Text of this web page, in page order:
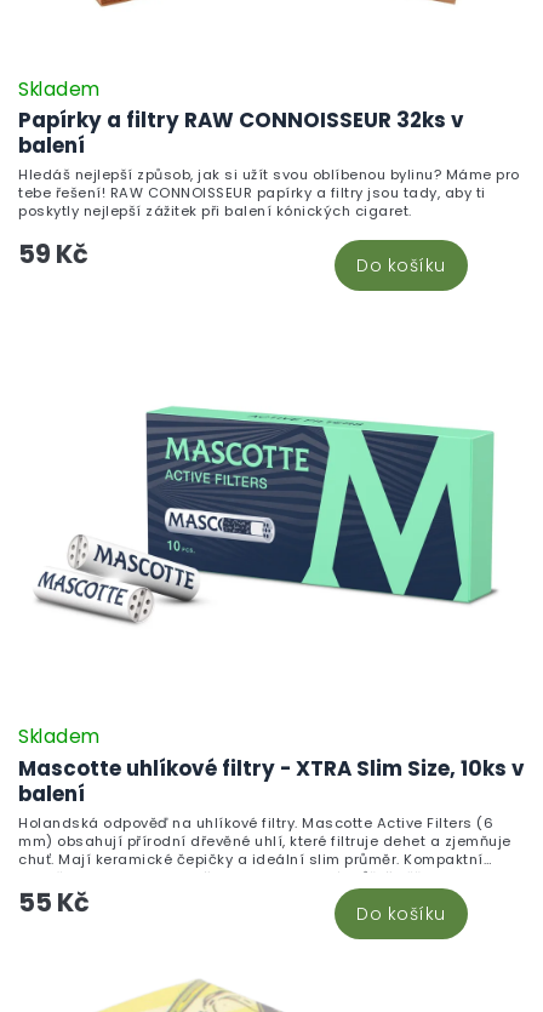
Papírky a filtry RAW CONNOISSEUR 32ks v
balení
Skladem
59 Kč Do košíku
Hledáš nejlepší způsob, jak si užít svou oblíbenou bylinu? Máme pro
tebe řešení! RAW CONNOISSEUR papírky a filtry jsou tady, aby ti
poskytly nejlepší zážitek při balení kónických cigaret.
Mascotte uhlíkové filtry - XTRA Slim Size, 10ks v
balení
Skladem
55 Kč Do košíku
Holandská odpověď na uhlíkové filtry. Mascotte Active Filters (6
mm) obsahují přírodní dřevěné uhlí, které filtruje dehet a zjemňuje
chuť. Mají keramické čepičky a ideální slim průměr. Kompaktní
krabička 10 ks se vejde všude. Kvalita, které můžeš věřit.